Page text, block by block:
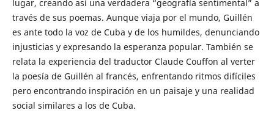
lugar, creando así una verdadera “geografía sentimental” a
través de sus poemas. Aunque viaja por el mundo, Guillén
es ante todo la voz de Cuba y de los humildes, denunciando
injusticias y expresando la esperanza popular. También se
relata la experiencia del traductor Claude Couffon al verter
la poesía de Guillén al francés, enfrentando ritmos difíciles
pero encontrando inspiración en un paisaje y una realidad
social similares a los de Cuba.